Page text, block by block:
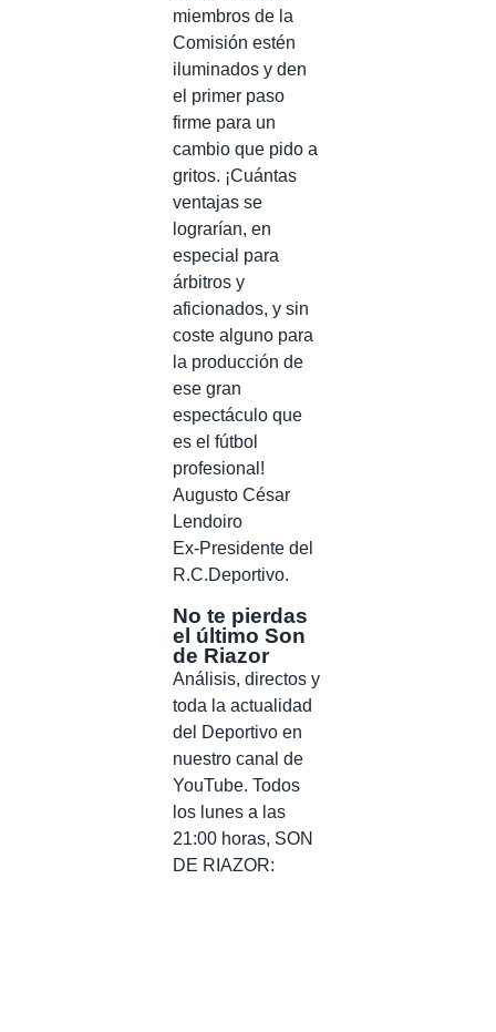
miembros de la
Comisión estén
iluminados y den
el primer paso
firme para un
cambio que pido a
gritos. ¡Cuántas
ventajas se
lograrían, en
especial para
árbitros y
aficionados, y sin
coste alguno para
la producción de
ese gran
espectáculo que
es el fútbol
profesional!
Augusto César
Lendoiro
Ex-Presidente del
R.C.Deportivo.
No te pierdas
el último Son
de Riazor
Análisis, directos y
toda la actualidad
del Deportivo en
nuestro canal de
YouTube. Todos
los lunes a las
21:00 horas, SON
DE RIAZOR: